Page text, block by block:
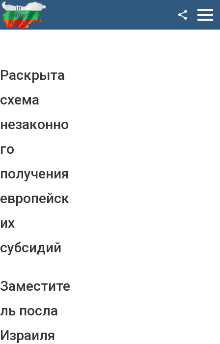
Раскрыта
схема
незаконно
го
получения
европейск
их
субсидий
Заместите
ль посла
Израиля